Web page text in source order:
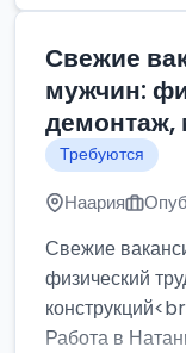
Свежие
мужчин:
демонтаж,
Требуются
Наария
Свежие
физический
Работа в